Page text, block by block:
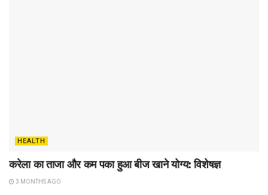
HEALTH
करेला का ताजा और कम पका हुआ बीज खाने योग्य: विशेषज्ञ
3 MONTHS AGO